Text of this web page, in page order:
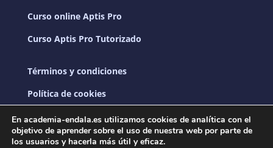
Curso online Aptis Pro
Curso Aptis Pro Tutorizado
Términos y condiciones
Política de cookies
Política de privacidad
En academia-endala.es utilizamos cookies de analítica con el
objetivo de aprender sobre el uso de nuestra web por parte de
los usuarios y hacerla más útil y eficaz.